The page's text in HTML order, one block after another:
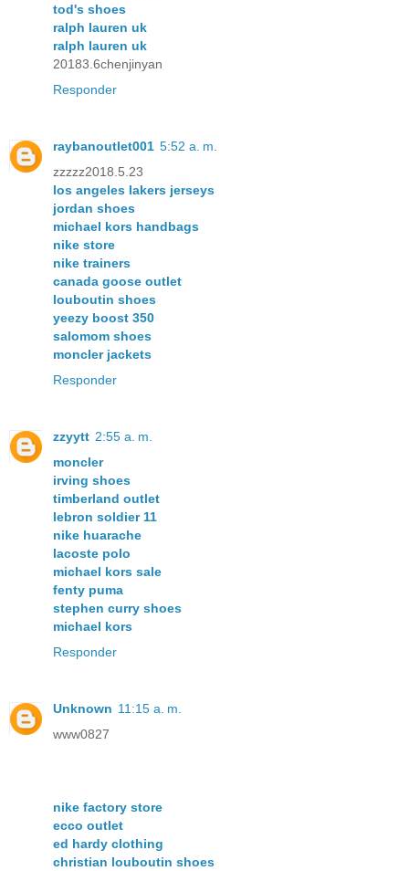
tod's shoes
ralph lauren uk
ralph lauren uk
20183.6chenjinyan
Responder
raybanoutlet001 5:52 a. m.
zzzzz2018.5.23
los angeles lakers jerseys
jordan shoes
michael kors handbags
nike store
nike trainers
canada goose outlet
louboutin shoes
yeezy boost 350
salomom shoes
moncler jackets
Responder
zzyytt 2:55 a. m.
moncler
irving shoes
timberland outlet
lebron soldier 11
nike huarache
lacoste polo
michael kors sale
fenty puma
stephen curry shoes
michael kors
Responder
Unknown 11:15 a. m.
www0827
nike factory store
ecco outlet
ed hardy clothing
christian louboutin shoes